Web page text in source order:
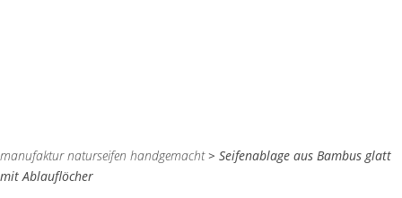
manufaktur naturseifen handgemacht> Seifenablage aus Bambus glatt
mit Ablauflöcher